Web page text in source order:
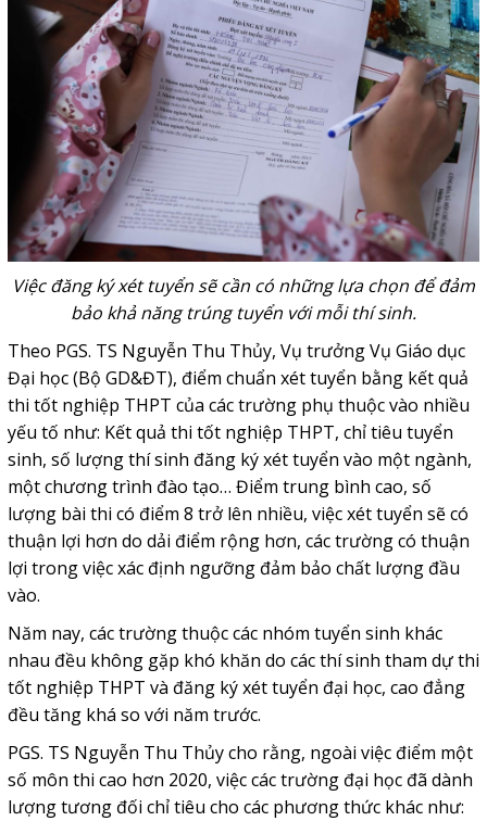
Việc đăng ký xét tuyển sẽ cần có những lựa chọn để đảm
bảo khả năng trúng tuyển với mỗi thí sinh.
Theo PGS. TS Nguyễn Thu Thủy, Vụ trưởng Vụ Giáo dục
Đại học (Bộ GD&ĐT), điểm chuẩn xét tuyển bằng kết quả
thi tốt nghiệp THPT của các trường phụ thuộc vào nhiều
yếu tố như: Kết quả thi tốt nghiệp THPT, chỉ tiêu tuyển
sinh, số lượng thí sinh đăng ký xét tuyển vào một ngành,
một chương trình đào tạo… Điểm trung bình cao, số
lượng bài thi có điểm 8 trở lên nhiều, việc xét tuyển sẽ có
thuận lợi hơn do dải điểm rộng hơn, các trường có thuận
lợi trong việc xác định ngưỡng đảm bảo chất lượng đầu
vào.
Năm nay, các trường thuộc các nhóm tuyển sinh khác
nhau đều không gặp khó khăn do các thí sinh tham dự thi
tốt nghiệp THPT và đăng ký xét tuyển đại học, cao đẳng
đều tăng khá so với năm trước.
PGS. TS Nguyễn Thu Thủy cho rằng, ngoài việc điểm một
số môn thi cao hơn 2020, việc các trường đại học đã dành
lượng tương đối chỉ tiêu cho các phương thức khác như: